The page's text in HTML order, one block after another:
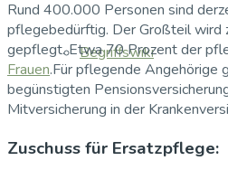
Begriffswiki
Rund 400.000 Personen sind
pflegebedürftig. Der Großteil wird
gepflegt. Etwa 70 Prozent der
Frauen.Für pflegende Angehörige
begünstigten
Mitversicherung in der
Zuschuss für Ersatzpflege: